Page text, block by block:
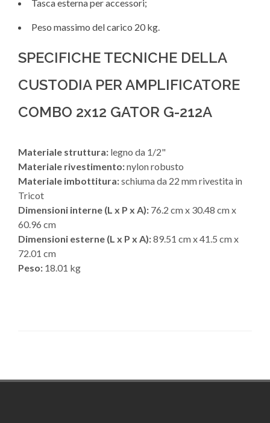
Tasca esterna per accessori;
Peso massimo del carico 20 kg.
SPECIFICHE TECNICHE DELLA
CUSTODIA PER AMPLIFICATORE
COMBO 2x12 GATOR G-212A
Materiale struttura: legno da 1/2"
Materiale rivestimento:nylon robusto
Materiale imbottitura:schiuma da 22 mm rivestita in
Tricot
Dimensioni interne (L x P x A): 76.2 cm x 30.48 cm x
60.96 cm
Dimensioni esterne (L x P x A):89.51 cm x 41.5 cm x
72.01 cm
Peso: 18.01 kg